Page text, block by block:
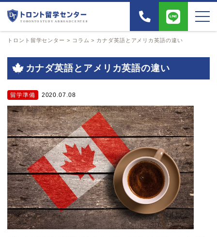
トロント留学センター > コラム > カナダ英語とアメリカ英語の違い
カナダ英語とアメリカ英語の違い
留学準備 2020.07.08